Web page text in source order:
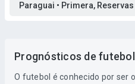
Paraguai • Primera, Reservas
Prognósticos de
O futebol é conhecido por ser